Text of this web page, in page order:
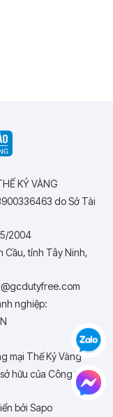
KỶ VÀNG
do Sở Tài
2004
Cầu, tỉnh Tây Ninh,
nghiệp:
mại Thế Kỷ Vàng
hữu của Công ty
bởi Sapo